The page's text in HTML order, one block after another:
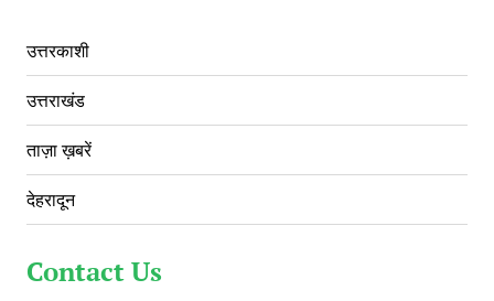
उत्तरकाशी
उत्तराखंड
ताज़ा ख़बरें
देहरादून
Contact Us